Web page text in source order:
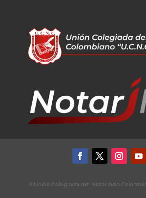
©Unión Colegiada del Notariado